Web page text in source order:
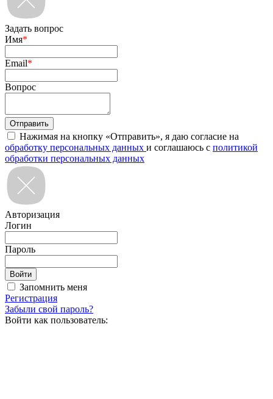
Задать вопрос
Имя*
Email*
Вопрос
Нажимая на кнопку «Отправить», я даю согласие на
обработку персональных данных и соглашаюсь с политикой
обработки персональных данных
Авторизация
Логин
Пароль
Запомнить меня
Регистрация
Забыли свой пароль?
Войти как пользователь: